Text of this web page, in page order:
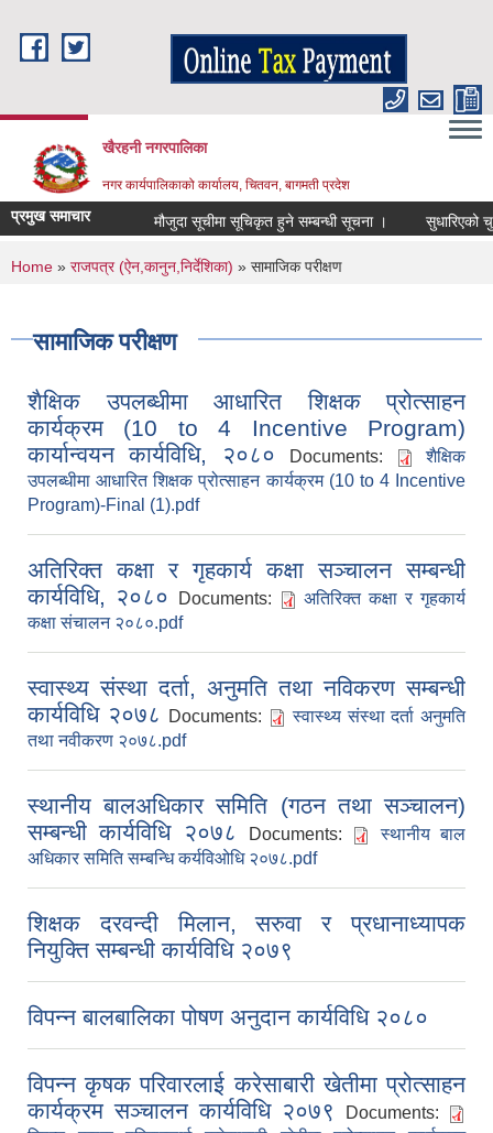
खैरहनी नगरपालिका
नगर कार्यपालिकाको कार्यालय, चितवन, बागमती प्रदेश
प्रमुख समाचार मौजुदा सूचीमा सूचिकृत हुने सम्बन्धी सूचना । सुधारिएको
You are here
Home » राजपत्र (ऐन,कानुन,निर्देशिका) » सामाजिक परीक्षण
सामाजिक परीक्षण
शैक्षिक उपलब्धीमा आधारित शिक्षक प्रोत्साहन
कार्यक्रम (10 to 4 Incentive Program)
कार्यान्वयन कार्यविधि, २०८०
Documents:
शैक्षिक
उपलब्धीमा आधारित शिक्षक प्रोत्साहन कार्यक्रम (10 to 4 Incentive
Program)-Final (1).pdf
अतिरिक्त कक्षा र गृहकार्य कक्षा सञ्चालन सम्बन्धी
कार्यविधि, २०८०
Documents:
अतिरिक्त कक्षा र गृहकार्य
कक्षा संचालन २०८०.pdf
स्वास्थ्य संस्था दर्ता, अनुमति तथा नविकरण सम्बन्धी
कार्यविधि २०७८
Documents:
स्वास्थ्य संस्था दर्ता अनुमति
तथा नवीकरण २०७८.pdf
स्थानीय बालअधिकार समिति (गठन तथा सञ्चालन)
सम्बन्धी कार्यविधि २०७८
Documents:
स्थानीय बाल
अधिकार समिति सम्बन्धि कर्यविओधि २०७८.pdf
शिक्षक दरवन्दी मिलान, सरुवा र प्रधानाध्यापक
नियुक्ति सम्बन्धी कार्यविधि २०७९
विपन्न बालबालिका पोषण अनुदान कार्यविधि २०८०
विपन्न कृषक परिवारलाई करेसाबारी खेतीमा प्रोत्साहन
कार्यक्रम सञ्चालन कार्यविधि २०७९
Documents: